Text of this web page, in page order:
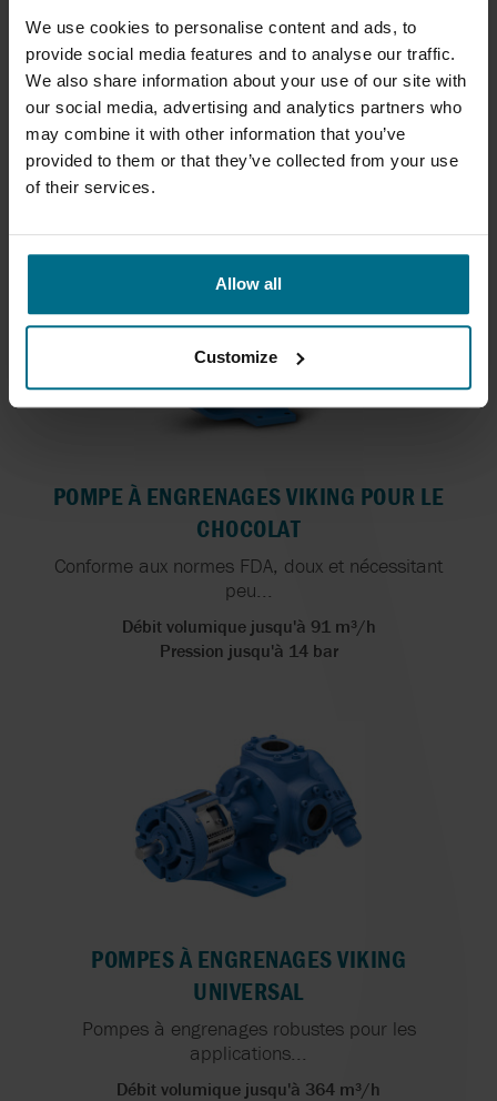
We use cookies to personalise content and ads, to
provide social media features and to analyse our traffic.
We also share information about your use of our site with
our social media, advertising and analytics partners who
may combine it with other information that you’ve
provided to them or that they’ve collected from your use
of their services.
Allow all
Customize
GROUPE DE PRODUITS
CARACTÉRISTIQUES
FABRICANTS
CERTIFICATIONS
POMPE À ENGRENAGES VIKING POUR LE
CHOCOLAT
Conforme aux normes FDA, doux et nécessitant
peu...
Débit volumique jusqu'à 91 m³/h
Pression jusqu'à 14 bar
POMPES À ENGRENAGES VIKING
UNIVERSAL
Pompes à engrenages robustes pour les
applications...
Débit volumique jusqu'à 364 m³/h